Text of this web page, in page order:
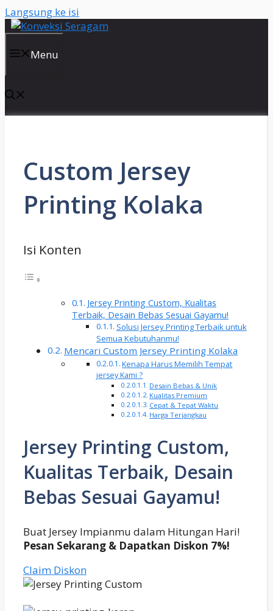
Langsung ke isi
Menu
Custom Jersey
Printing Kolaka
Isi Konten
Jersey Printing Custom, Kualitas
Terbaik, Desain Bebas Sesuai Gayamu!
Solusi Jersey Printing Terbaik untuk
Semua Kebutuhanmu!
Mencari Custom Jersey Printing Kolaka
Kenapa Harus Memilih Tempat
jersey Kami ?
Desain Bebas & Unik
Kualitas Premium
Cepat & Tepat Waktu
Harga Terjangkau
Jersey Printing Custom,
Kualitas Terbaik, Desain
Bebas Sesuai Gayamu!
Buat Jersey Impianmu dalam Hitungan Hari!
Pesan Sekarang & Dapatkan Diskon 7%!
Claim Diskon